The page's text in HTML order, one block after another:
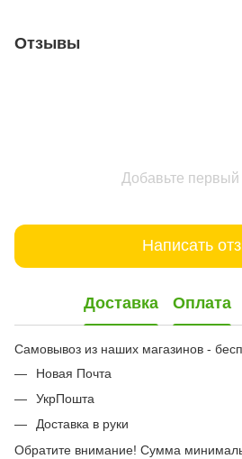
Отзывы
Добавьте первый
Написать
Доставка Оплата
Самовывоз из наших магазинов -
Новая Почта
УкрПошта
Доставка в руки
Обратите внимание! Сумма